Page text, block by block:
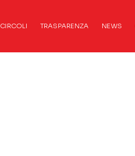
CIRCOLI TRASPARENZA NEWS